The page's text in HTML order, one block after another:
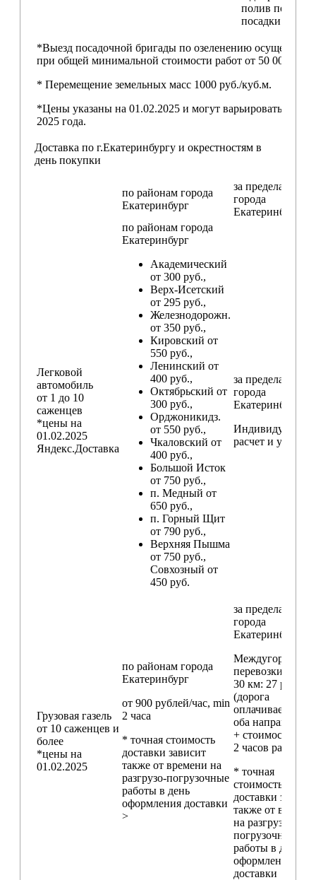
полив после
посадки
*Выезд посадочной бригады по озеленению
при общей минимальной стоимости работ от 50 000,00
* Перемещение земельных масс 1000 руб./куб.м.
*Цены указаны на 01.02.2025 и могут варьироваться
2025 года.
Доставка по г.Екатеринбургу и окрестностям в
день покупки
по районам города
Екатеринбург
за пределами
города
Екатеринбург
Легковой
автомобиль
от 1 до 10
саженцев
*цены на
01.02.2025
Яндекс.Доставка
по районам города
Екатеринбург
Академический
от 300 руб.,
Верх-Исетский
от 295 руб.,
Железнодорожн.
от 350 руб.,
Кировский от
550 руб.,
Ленинский от
400 руб.,
Октябрьский от
300 руб.,
Орджоникидз.
от 550 руб.,
Чкаловский от
400 руб.,
Большой Исток
от 750 руб.,
п. Медный от
650 руб.,
п. Горный Щит
от 790 руб.,
Верхняя Пышма
от 750 руб.,
Совхозный от
450 руб.
за пределами
города
Екатеринбург
расчет и условия
Грузовая газель
от 10 саженцев и
более
*цены на
01.02.2025
по районам города
Екатеринбург
от 900 рублей/час, min
2 часа
* точная стоимость
доставки зависит
также от времени на
разгрузо-погрузочные
работы в день
оформления доставки
>
за пределами
города
Екатеринбург
Междугородние
перевозки
30 км: 27 руб./км
(дорога
оплачивается в
оба направления
+ стоимость min
2 часов работы)
* точная
стоимость
доставки
также от
на разгрузо-
погрузочные
работы в день
оформления
доставки